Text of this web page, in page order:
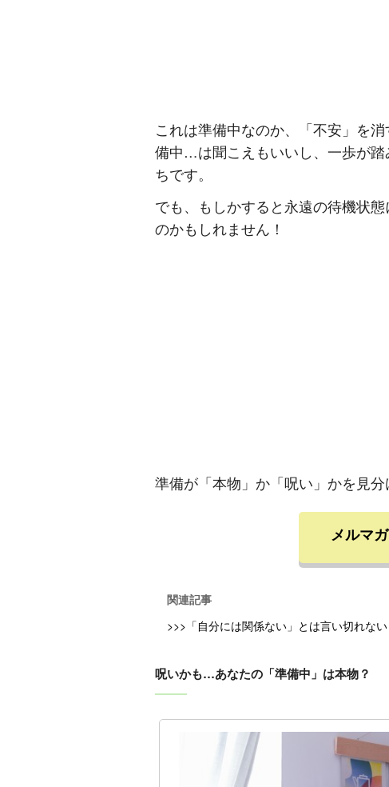
これは準備中なのか、「不安」を
備中…は聞こえもいいし、一歩が
ちです。
でも、もしかすると永遠の待機状
のかもしれません！
準備が「本物」か「呪い」かを見
メルマ
関連記事
>>>「自分には関係ない」とは言い切れな
呪いかも…あなたの「準備中」は本物？